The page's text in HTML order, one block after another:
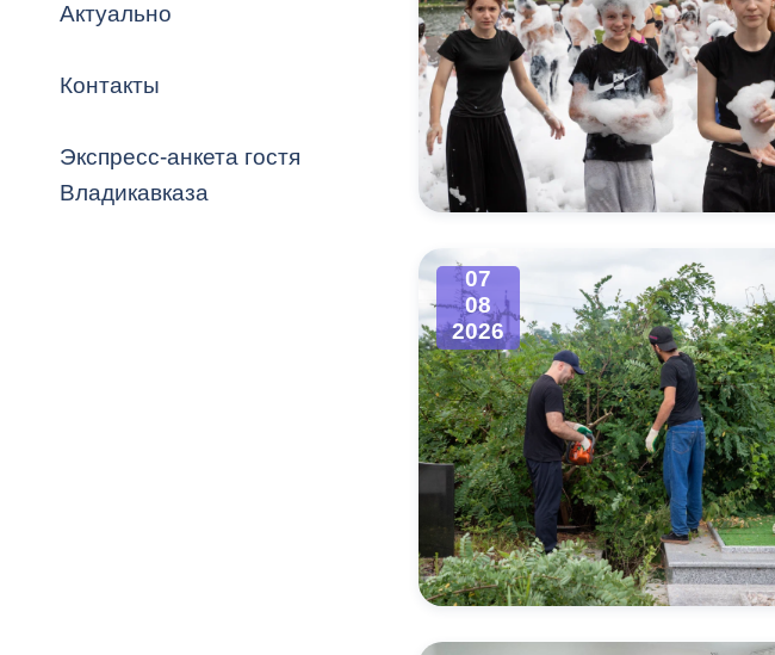
Владикавказ
Распоряжения, постановления
ОРВ и экспертиза НПА
Оценка деятельности органов
местного самоуправления
Открытые данные
Информация о результатах
проверок
Муниципальный контроль
Актуально
Контакты
Экспресс-анкета гостя
Владикавказа
07
08
2026